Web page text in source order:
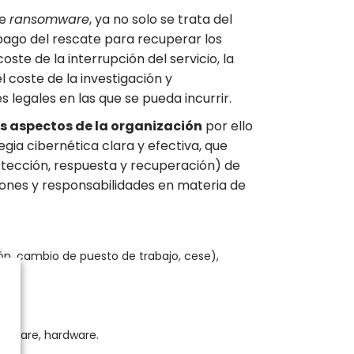
ransomware, ya no solo se trata del
del rescate para recuperar los
de la interrupción del servicio, la
coste de la investigación y
en las que se pueda incurrir.
aspectos de la organización por ello
cibernética clara y efectiva, que
respuesta y recuperación) de
y responsabilidades en materia de
cambio de puesto de trabajo, cese),
hardware.